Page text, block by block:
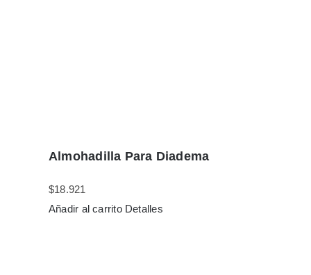
Almohadilla Para Diadema
$18.921
Añadir al carrito Detalles